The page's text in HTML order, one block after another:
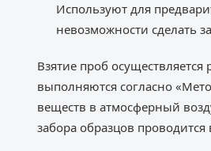
Используют для
невозможности сделать
Взятие проб
выполняются согласно
веществ в атмосферный
забора образцов проводится